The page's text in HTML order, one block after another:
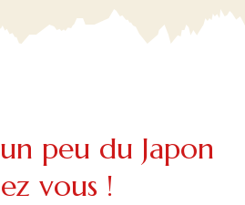
peu du Japon
vous !